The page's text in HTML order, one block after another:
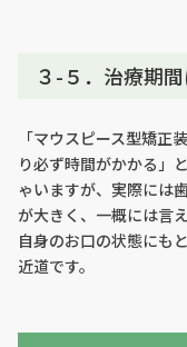
３-５．治療期
「マウスピース型矯正
り必ず時間がかかる」
ゃいますが、実際には
が大きく、一概には言
自身のお口の状態にも
近道です。